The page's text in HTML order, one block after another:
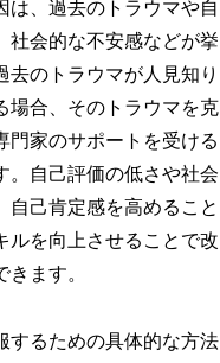
は、過去のトラウマや自
社会的な不安感などが挙
去のトラウマが人見知り
場合、そのトラウマを克
門家のサポートを受ける
。自己評価の低さや社会
自己肯定感を高めること
ルを向上させることで改
ます。
するための具体的な方法